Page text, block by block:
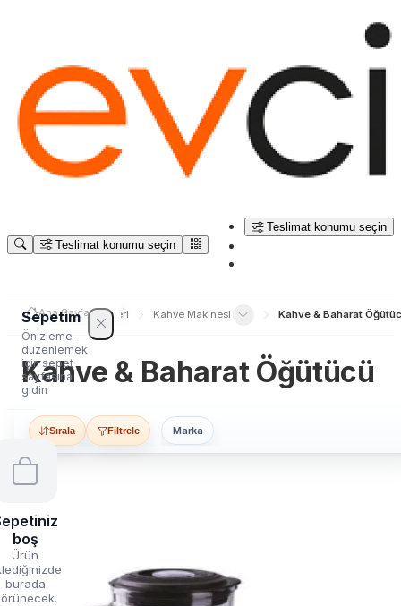
Teslimat konumu seçin
Teslimat konumu seçin
Sepetim
Önizleme —
düzenlemek
için sepet
sayfasına
gidin
boş
Ürün
burada
Ana Sayfa
Elektrikli Ev Aletleri Kahve Makinesi Kahve & Baharat
Kahve & Baharat Öğütücü
Sırala Filtrele Marka